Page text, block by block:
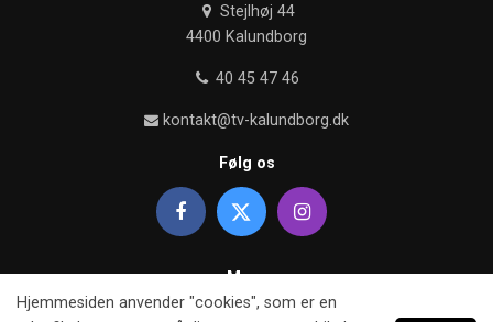
Stejlhøj 44
4400 Kalundborg
40 45 47 46
kontakt@tv-kalundborg.dk
Følg os
Mere
Hjemmesiden anvender "cookies", som er en